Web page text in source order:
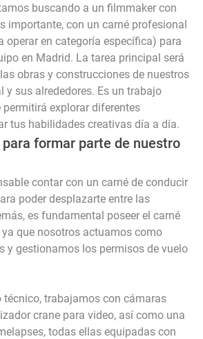
buscando a un filmmaker con
importante, con un carné profesional
operar en categoría específica) para
en Madrid. La tarea principal será
obras y construcciones de nuestros
y sus alrededores. Es un trabajo
explorar diferentes
tus habilidades creativas día a día.
formar parte de nuestro
contar con un carné de conducir
poder desplazarte entre las
es fundamental poseer el carné
que nosotros actuamos como
y gestionamos los permisos de vuelo
técnico, trabajamos con cámaras
crane para video, así como una
todas ellas equipadas con